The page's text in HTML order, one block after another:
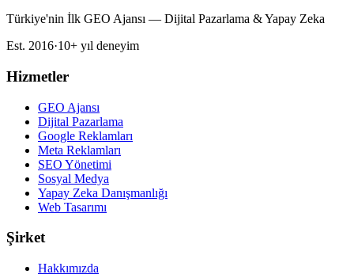
Türkiye'nin İlk GEO Ajansı — Dijital Pazarlama & Yapay Zeka
Est. 2016·10+ yıl deneyim
Hizmetler
GEO Ajansı
Dijital Pazarlama
Google Reklamları
Meta Reklamları
SEO Yönetimi
Sosyal Medya
Yapay Zeka Danışmanlığı
Web Tasarımı
Şirket
Hakkımızda